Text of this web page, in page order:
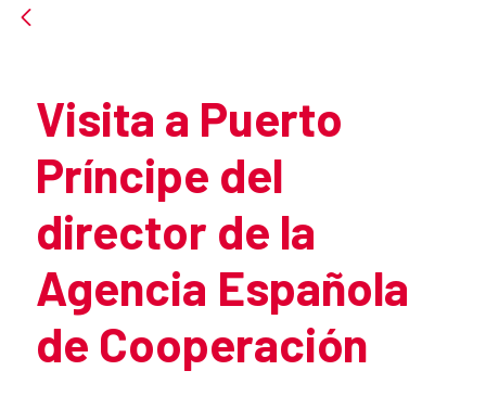
Visita a Puerto
Príncipe del
director de la
Agencia Española
de Cooperación